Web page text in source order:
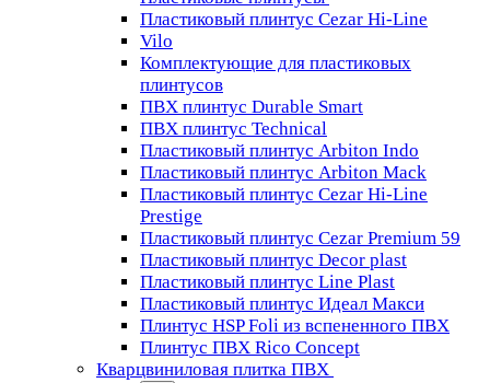
Пластиковый плинтус Cezar Hi-Line
Vilo
Комплектующие для пластиковых
плинтусов
ПВХ плинтус Durable Smart
ПВХ плинтус Technical
Пластиковый плинтус Arbiton Indo
Пластиковый плинтус Arbiton Mack
Пластиковый плинтус Cezar Hi-Line
Prestige
Пластиковый плинтус Cezar Premium 59
Пластиковый плинтус Decor plast
Пластиковый плинтус Line Plast
Пластиковый плинтус Идеал Макси
Плинтус HSP Foli из вспененного ПВХ
Плинтус ПВХ Rico Concept
Кварцвиниловая плитка ПВХ